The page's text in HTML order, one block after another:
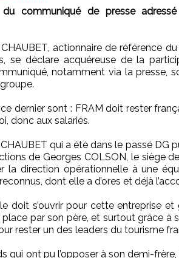
communiqué de presse
actionnaire de référence
se déclare acquéreuse de la
notamment via la presse,
dernier sont : FRAM doit rester
donc aux salariés.
qui a été dans le passé DG
de Georges COLSON, le siège
la direction opérationnelle à une
dont elle a d’ores et déjà
doit s’ouvrir pour cette entreprise
par son père, et surtout grâce à
rester un des leaders du tourisme
qui ont pu l’opposer à son demi-